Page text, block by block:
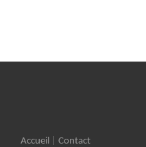
Accueil Contact